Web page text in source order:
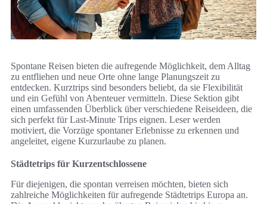
Spontane Reisen bieten die aufregende Möglichkeit, dem Alltag
zu entfliehen und neue Orte ohne lange Planungszeit zu
entdecken. Kurztrips sind besonders beliebt, da sie Flexibilität
und ein Gefühl von Abenteuer vermitteln. Diese Sektion gibt
einen umfassenden Überblick über verschiedene Reiseideen, die
sich perfekt für Last-Minute Trips eignen. Leser werden
motiviert, die Vorzüge spontaner Erlebnisse zu erkennen und
angeleitet, eigene Kurzurlaube zu planen.
Städtetrips für Kurzentschlossene
Für diejenigen, die spontan verreisen möchten, bieten sich
zahlreiche Möglichkeiten für aufregende Städtetrips Europa an.